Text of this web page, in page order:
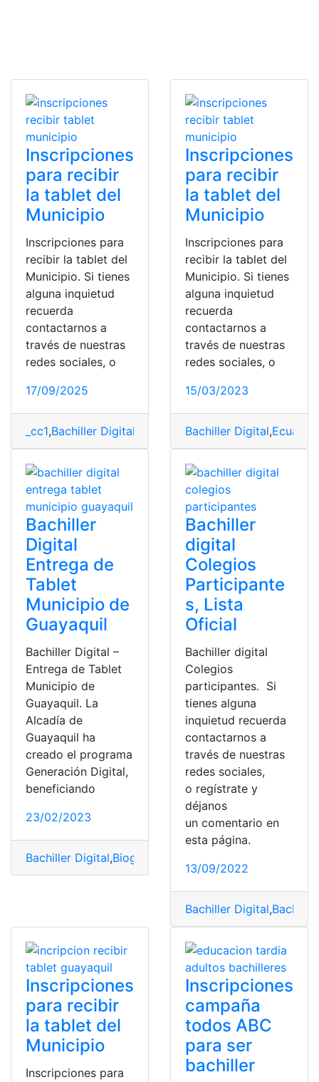
Inscripciones
para recibir
la tablet del
Municipio
Inscripciones para
recibir la tablet del
Municipio. Si tienes
alguna inquietud
recuerda
contactarnos a
través de nuestras
redes sociales, o
17/09/2025
_cc1,Bachiller Digital Guayaquil,Inscripción
Inscripciones
para recibir
la tablet del
Municipio
Inscripciones para
recibir la tablet del
Municipio. Si tienes
alguna inquietud
recuerda
contactarnos a
través de nuestras
redes sociales, o
15/03/2023
Bachiller Digital,Ecuador
Bachiller
Digital
Entrega de
Tablet
Municipio de
Guayaquil
Bachiller Digital –
Entrega de Tablet
Municipio de
Guayaquil. La
Alcadía de
Guayaquil ha
creado el programa
Generación Digital,
beneficiando
23/02/2023
Bachiller Digital,Biografías
Bachiller
digital
Colegios
Participante
s, Lista
Oficial
Bachiller digital
Colegios
participantes. Si
tienes alguna
inquietud recuerda
contactarnos a
través de nuestras
redes sociales,
o regístrate y
déjanos
un comentario en
esta página.
13/09/2022
Bachiller Digital,
Inscripciones
para recibir
la tablet del
Municipio
Inscripciones para
Inscripciones
campaña
todos ABC
para ser
bachiller